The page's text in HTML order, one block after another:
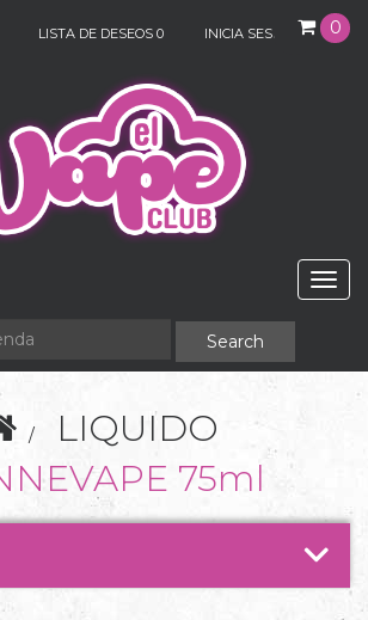
0
LISTA DE DESEOS 0 INICIA SESIÓN
LIQUIDO
75ml